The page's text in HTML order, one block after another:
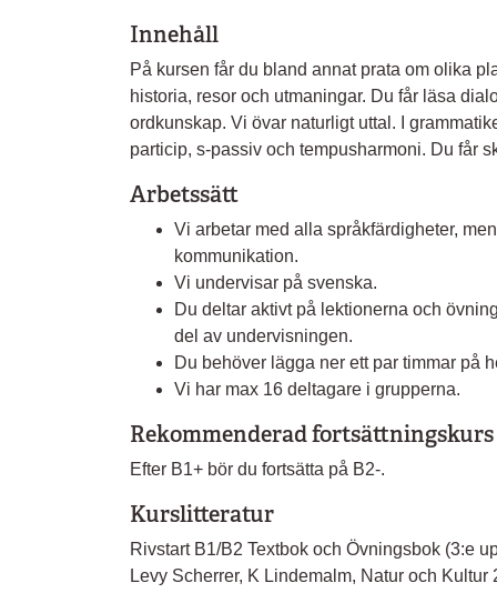
Innehåll
På kursen får du bland annat prata om olika
historia, resor och utmaningar. Du får läsa
ordkunskap. Vi övar naturligt uttal. I
particip, s-passiv och tempusharmoni. Du får
Arbetssätt
Vi arbetar med alla språkfärdigheter,
kommunikation.
Vi undervisar på svenska.
Du deltar aktivt på lektionerna och
del av undervisningen.
Du behöver lägga ner ett par timmar på
Vi har max 16 deltagare i grupperna.
Rekommenderad fortsättningskurs
Efter B1+ bör du fortsätta på B2-.
Kurslitteratur
Rivstart B1/B2 Textbok och Övningsbok (3:e
Levy Scherrer, K Lindemalm, Natur och